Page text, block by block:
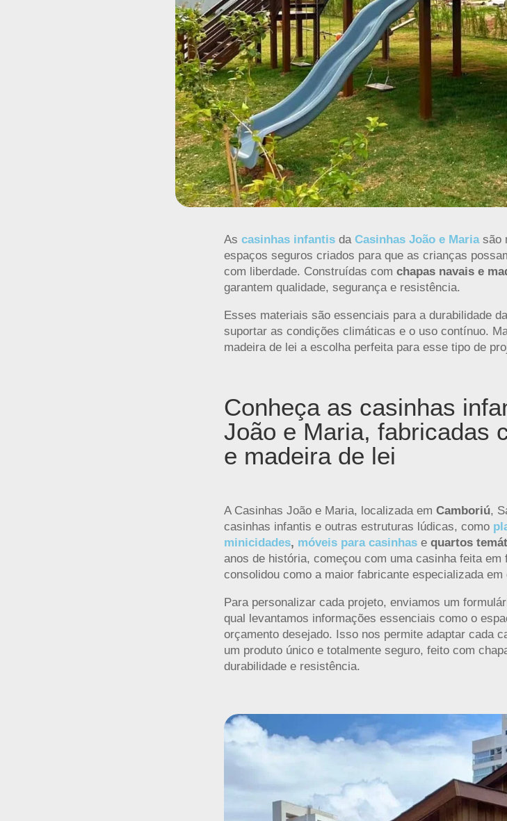
As casinhas infantis da Casinhas João e Mariasão
espaços seguros criados para que as crianças
com liberdade. Construídas com chapas navais e
garantem qualidade, segurança e resistência.
Esses materiais são essenciais para a durabilidade
suportar as condições climáticas e o uso contínuo.
madeira de lei a escolha perfeita para esse tipo de
Conheça as casinhas
João e Maria, fabricadas
e madeira de lei
A Casinhas João e Maria, localizada em Camboriú,
casinhas infantis e outras estruturas lúdicas, como
minicidades, móveis para casinhas e quartos
anos de história, começou com uma casinha feita
consolidou como a maior fabricante especializada
Para personalizar cada projeto, enviamos um
qual levantamos informações essenciais como o
orçamento desejado. Isso nos permite adaptar cada
um produto único e totalmente seguro, feito com
durabilidade e resistência.